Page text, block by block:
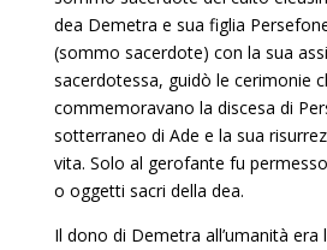
dea Demetra e sua figlia
(sommo sacerdote) con la sua
sacerdotessa, guidò le cerimonie
commemoravano la discesa di
sotterraneo di Ade e la sua
vita. Solo al gerofante fu permesso
o oggetti sacri della dea.
Il dono di Demetra all’umanità era